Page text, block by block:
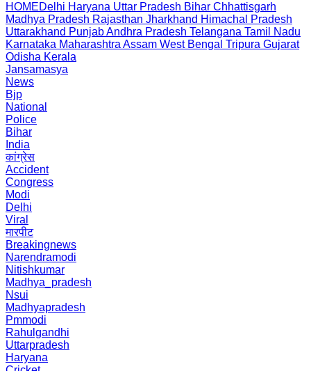
HOMEDelhi Haryana Uttar Pradesh Bihar Chhattisgarh
Madhya Pradesh Rajasthan Jharkhand Himachal Pradesh
Uttarakhand PunjabAndhra Pradesh Telangana Tamil Nadu
Karnataka Maharashtra Assam West Bengal Tripura Gujarat
Odisha Kerala
Jansamasya
News
Bjp
National
Police
Bihar
India
कांग्रेस
Accident
Congress
Modi
Delhi
Viral
मारपीट
Breakingnews
Narendramodi
Nitishkumar
Madhya_pradesh
Nsui
Madhyapradesh
Pmmodi
Rahulgandhi
Uttarpradesh
Haryana